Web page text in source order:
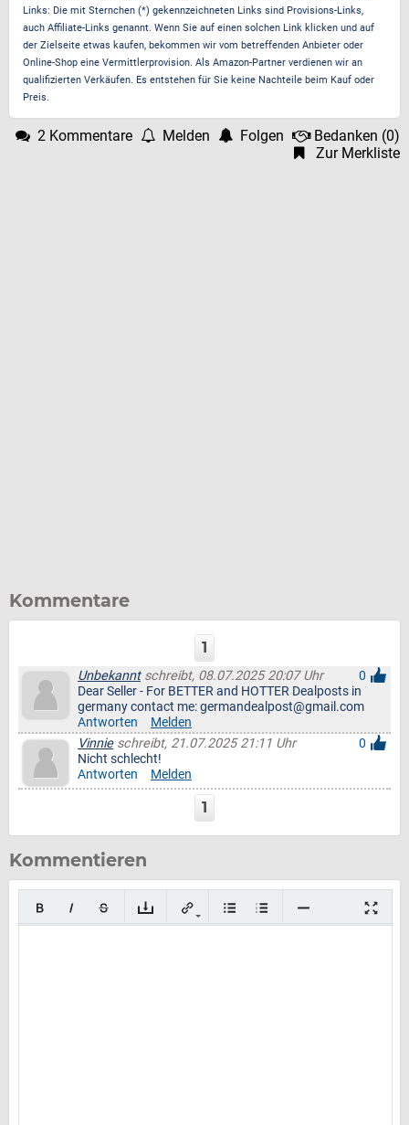
Links: Die mit Sternchen (*) gekennzeichneten Links sind Provisions-Links,
auch Affiliate-Links genannt. Wenn Sie auf einen solchen Link klicken und auf
der Zielseite etwas kaufen, bekommen wir vom betreffenden Anbieter oder
Online-Shop eine Vermittlerprovision. Als Amazon-Partner verdienen wir an
qualifizierten Verkäufen. Es entstehen für Sie keine Nachteile beim Kauf oder
Preis.
2 Kommentare Melden Folgen Bedanken (0)
Zur Merkliste
Kommentare
1
Unbekanntschreibt, 08.07.2025 20:07 Uhr
0
Dear Seller - For BETTER and HOTTER Dealposts in
germany contact me: germandealpost@gmail.com
Antworten
Melden
Vinnieschreibt, 21.07.2025 21:11 Uhr
0
Nicht schlecht!
Antworten
Melden
1
Kommentieren